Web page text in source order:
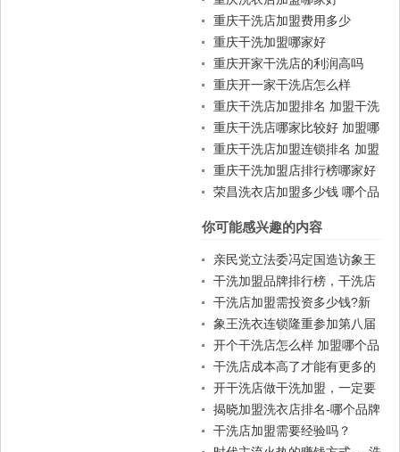
重庆干洗店加盟费用多少
重庆干洗加盟哪家好
重庆开家干洗店的利润高吗
重庆开一家干洗店怎么样
重庆干洗店加盟排名 加盟干洗
店一般费用
重庆干洗店哪家比较好 加盟哪
家好
重庆干洗店加盟连锁排名 加盟
赚钱吗
重庆干洗加盟店排行榜哪家好
荣昌洗衣店加盟多少钱 哪个品
你可能感兴趣的内容
亲民党立法委冯定国造访象王
洗衣连锁上海总部
干洗加盟品牌排行榜，干洗店
加盟品牌靠谱
干洗店加盟需投资多少钱?新
手如何规划成本投入?
象王洗衣连锁隆重参加第八届
中国特许加盟大会
开个干洗店怎么样 加盟哪个品
牌
干洗店成本高了才能有更多的
利润吗？
开干洗店做干洗加盟，一定要
懂得这几点。
揭晓加盟洗衣店排名-哪个品牌
更靠谱?
干洗店加盟需要经验吗？